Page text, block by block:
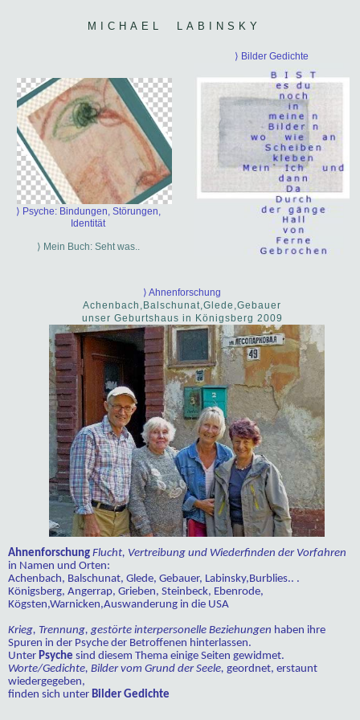
MICHAEL LABINSKY
⟩ Bilder Gedichte
⟩ Psyche: Bindungen, Störungen,
Identität
⟩ Mein Buch: Seht was..
⟩ Ahnenforschung
Achenbach,Balschunat,Glede,Gebauer
unser Geburtshaus in Königsberg 2009
AhnenforschungFlucht, Vertreibung und Wiederfinden der Vorfahren
in Namen und Orten:
Achenbach, Balschunat, Glede, Gebauer, Labinsky,Burblies.. .
Königsberg, Angerrap, Grieben, Steinbeck, Ebenrode,
Kögsten,Warnicken,Auswanderung in die USA
Krieg, Trennung, gestörte interpersonelle Beziehungen haben ihre
Spuren in der Psyche der Betroffenen hinterlassen.
Unter Psyche sind diesem Thema einige Seiten gewidmet.
Worte/Gedichte, Bilder vom Grund der Seele, geordnet, erstaunt
wiedergegeben,
finden sich unter Bilder Gedichte